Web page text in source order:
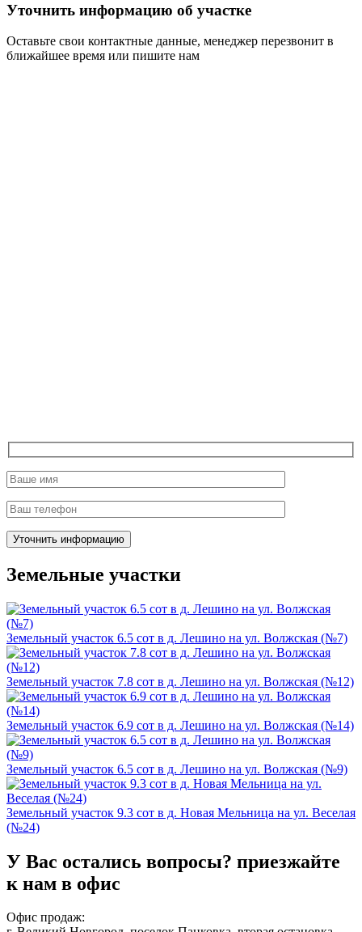
Уточнить информацию об участке
Оставьте свои контактные данные, менеджер перезвонит в
ближайшее время или пишите нам
Земельные участки
Земельный участок 6.5 сот в д. Лешино на ул. Волжская (№7)
Земельный участок 7.8 сот в д. Лешино на ул. Волжская (№12)
Земельный участок 6.9 сот в д. Лешино на ул. Волжская (№14)
Земельный участок 6.5 сот в д. Лешино на ул. Волжская (№9)
Земельный участок 9.3 сот в д. Новая Мельница на ул. Веселая
(№24)
У Вас остались вопросы? приезжайте
к нам в офис
Офис продаж: